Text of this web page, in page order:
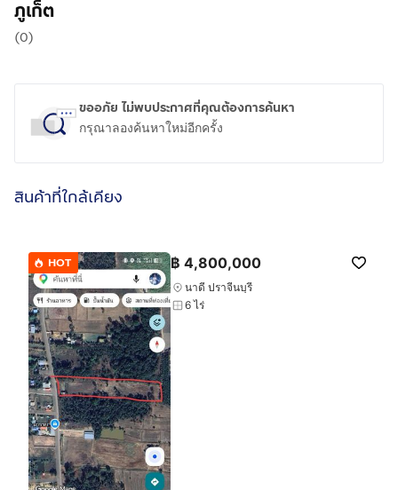
ภูเก็ต
(0)
ขออภัย ไม่พบประกาศที่คุณต้องการค้นหา
กรุณาลองค้นหาใหม่อีกครั้ง
สินค้าที่ใกล้เคียง
HOT ฿ 4,800,000
นาดี ปราจีนบุรี
6 ไร่